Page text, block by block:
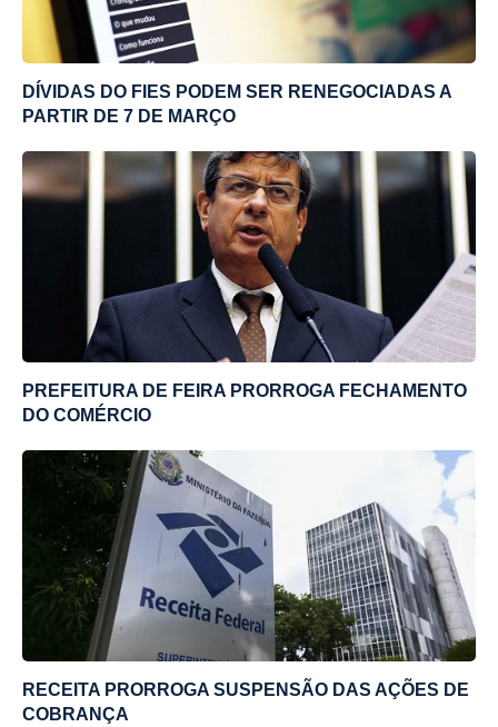
DÍVIDAS DO FIES PODEM SER RENEGOCIADAS A
PARTIR DE 7 DE MARÇO
PREFEITURA DE FEIRA PRORROGA FECHAMENTO
DO COMÉRCIO
RECEITA PRORROGA SUSPENSÃO DAS AÇÕES DE
COBRANÇA